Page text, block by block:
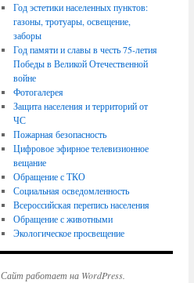
Год эстетики населенных пунктов:
газоны, тротуары, освещение,
заборы
Год памяти и славы в честь 75-летия
Победы в Великой Отечественной
войне
Фотогалерея
Защита населения и территорий от
ЧС
Пожарная безопасность
Цифровое эфирное телевизионное
вещание
Обращение с ТКО
Социальная осведомленность
Всероссийская перепись населения
Обращение с животными
Экологическое просвещение
Сайт работает на WordPress.